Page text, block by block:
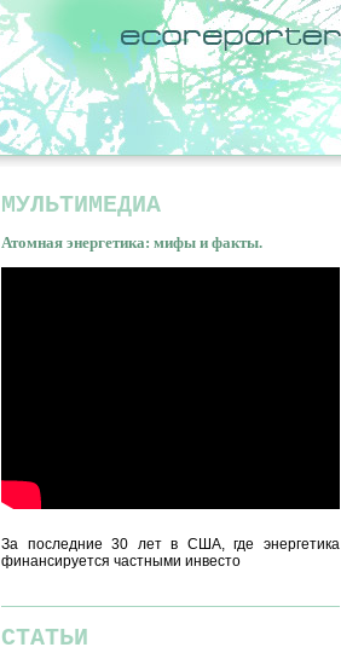
МУЛЬТИМЕДИА
Атомная энергетика: мифы и факты.
За последние 30 лет в США, где энергетика
финансируется частными инвесто
СТАТЬИ